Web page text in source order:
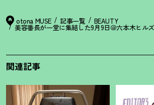
otona MUSE 記事一覧 BEAUTY
美容番長が一堂に集結した9月9日＠六本木ヒル
関連記事